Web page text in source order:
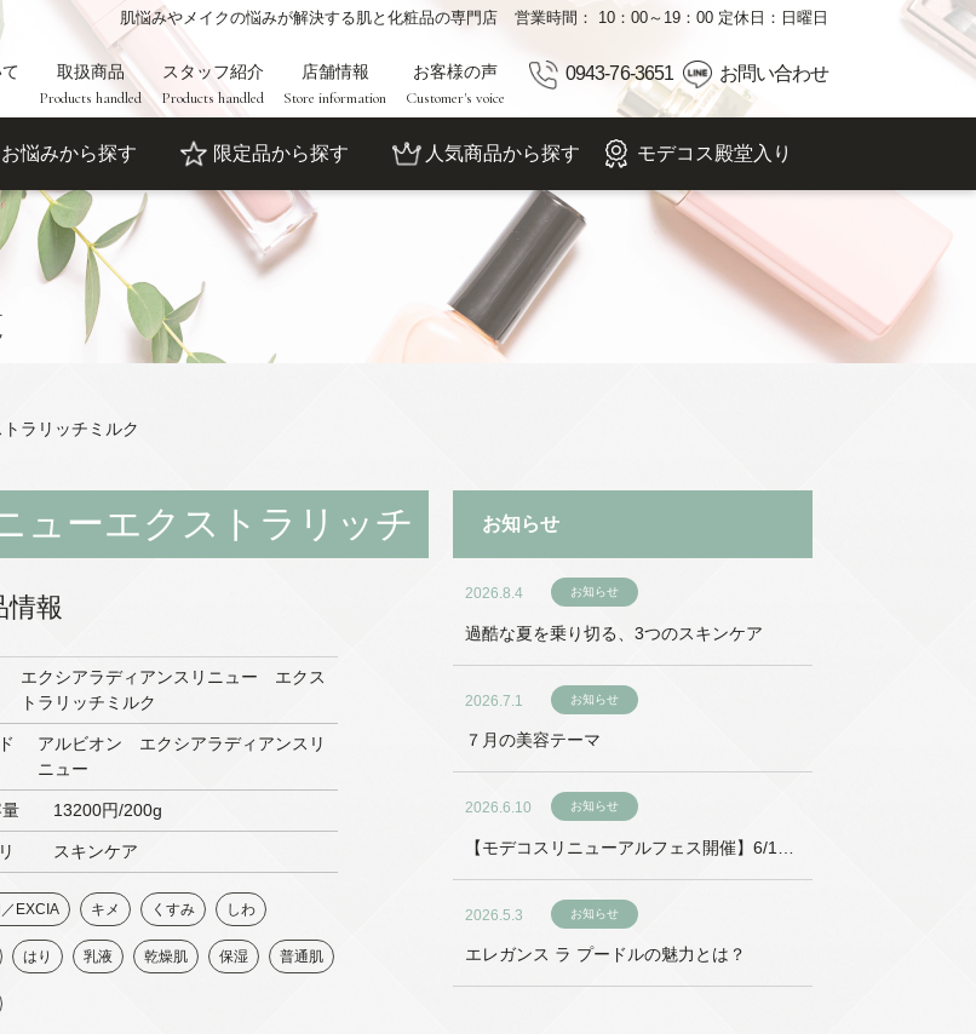
肌悩みやメイクの悩みが解決する肌と化粧品の専門店 営業時間： 10：00～19：00 定休日：日曜日
取扱商品
Products handled
スタッフ紹介
Products handled
店舗情報
Store information
お客様の声
Customer's voice
0943-76-3651 お問い合わせ
お悩みから探す 限定品から探す 人気商品から探す モデコス殿堂入り
ラリッチミルク
ーエクストラリッチ
情報
エクシアラディアンスリニュー エクス
トラリッチミルク
アルビオン エクシアラディアンスリ
ニュー
13200円/200g
スキンケア
EXCIA キメ くすみ しわ
はり 乳液 乾燥肌 保湿 普通肌
お知らせ
2026.8.4 お知らせ
過酷な夏を乗り切る、3つのスキンケア
2026.7.1 お知らせ
７月の美容テーマ
2026.6.10 お知らせ
【モデコスリニューアルフェス開催】6/18
2026.5.3 お知らせ
エレガンス ラ プードルの魅力とは？